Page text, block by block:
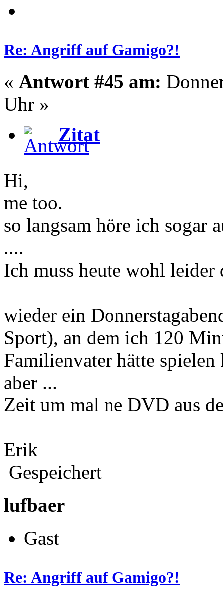
Re: Angriff auf Gamigo?!
« Antwort #45 am:
Uhr »
Zitat
Hi,
me too.
so langsam höre ich sogar
....
Ich muss heute wohl leider
wieder ein
Sport), an dem ich 120
Familienvater hätte
aber ...
Zeit um mal ne DVD aus
Erik
Gespeichert
lufbaer
Gast
Re: Angriff auf Gamigo?!